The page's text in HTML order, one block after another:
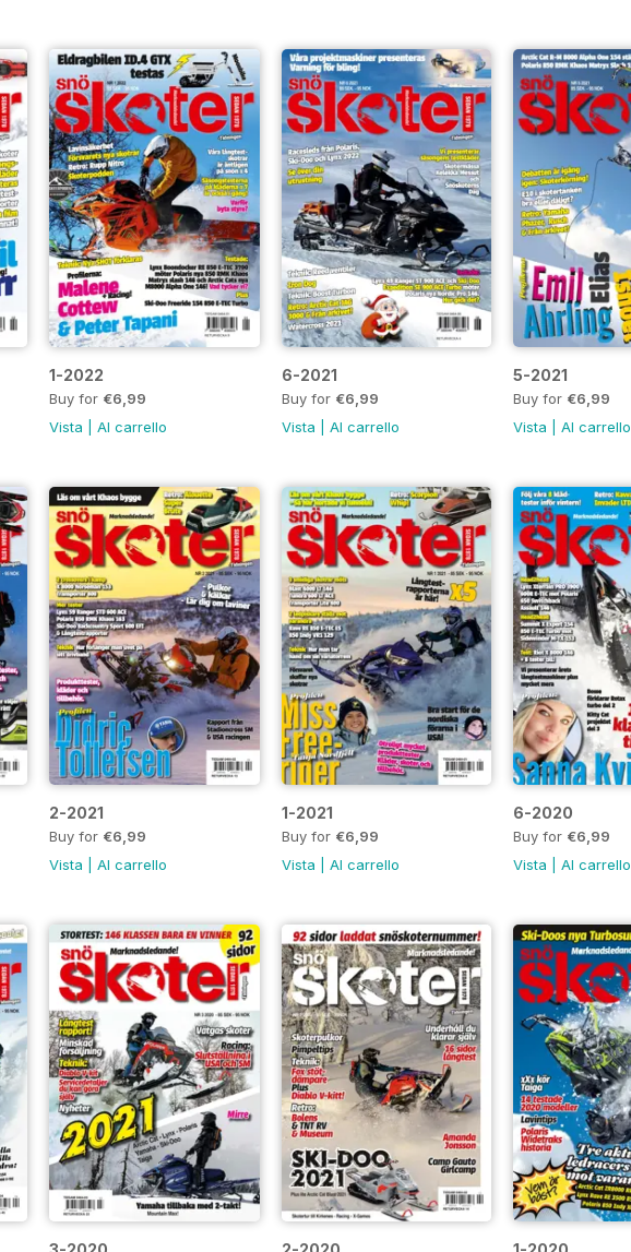
1-2022
Buy for €6,99
Vista
Al carrello
6-2021
Buy for €6,99
Vista
Al carrello
5-2021
Buy for €6,99
Vista |Al carrello
2-2021
Buy for €6,99
Vista
Al carrello
1-2021
Buy for €6,99
Vista
Al carrello
6-2020
Buy for €6,99
Vista |Al carrello